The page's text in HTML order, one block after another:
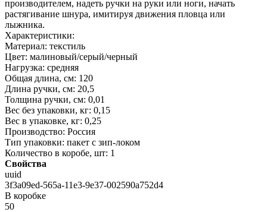
производителем, надеть ручки на руки или ноги, начать
растягивание шнура, имитируя движения пловца или
лыжника.
Характеристики:
Материал: текстиль
Цвет: малиновый/серый/черный
Нагрузка: средняя
Общая длина, см: 120
Длина ручки, см: 20,5
Толщина ручки, см: 0,01
Вес без упаковки, кг: 0,15
Вес в упаковке, кг: 0,25
Производство: Россия
Тип упаковки: пакет с зип-локом
Количество в коробе, шт: 1
Свойства
uuid
3f3a09ed-565a-11e3-9e37-002590a752d4
В коробке
50